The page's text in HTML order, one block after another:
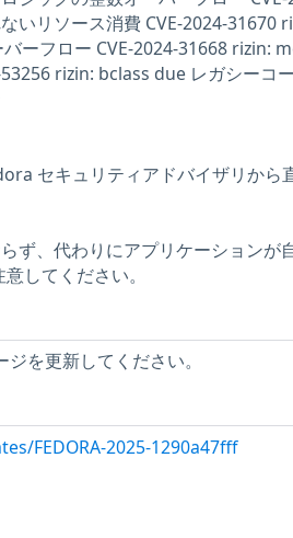
いリソース消費 CVE-2024-31670
ーフロー CVE-2024-31668 rizin:
rizin: bclass due レガシーコ
セキュリティアドバイザリから
ず、代わりにアプリケーションが
してください。
を更新してください。
FEDORA-2025-1290a47fff